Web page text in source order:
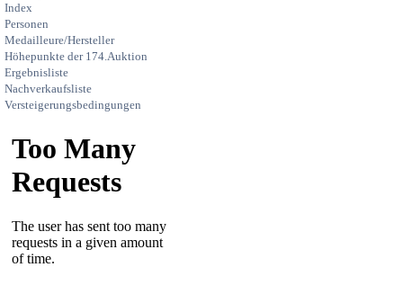
Index
Personen
Medailleure/Hersteller
Höhepunkte der 174.Auktion
Ergebnisliste
Nachverkaufsliste
Versteigerungsbedingungen